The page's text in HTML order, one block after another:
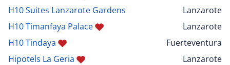
H10 Suites Lanzarote Gardens
Lanzarote
H10 Timanfaya Palace
Lanzarote
H10 Tindaya
Fuerteventura
Hipotels La Geria
Lanzarote